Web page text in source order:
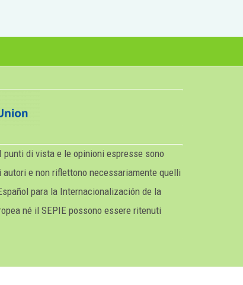
punti di vista e le opinioni espresse sono
e non riflettono necessariamente quelli
para la Internacionalización de la
né il SEPIE possono essere ritenuti